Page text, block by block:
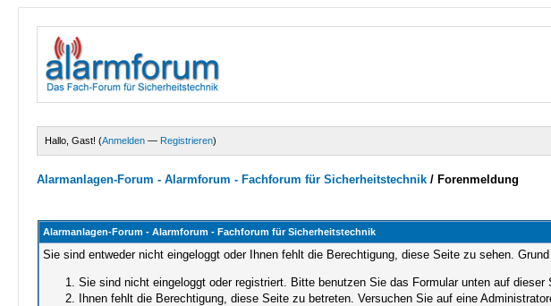
Hallo, Gast! (Anmelden — Registrieren)
Alarmanlagen-Forum - Alarmforum - Fachforum für Sicherheitstechnik / Forenmeldung
Alarmanlagen-Forum - Alarmforum - Fachforum für Sicherheitstechnik
Sie sind entweder nicht eingeloggt oder Ihnen fehlt die Berechtigung, diese Seite zu sehen.
Sie sind nicht eingeloggt oder registriert. Bitte benutzen Sie das Formular unten auf dieser
Ihnen fehlt die Berechtigung, diese Seite zu betreten. Versuchen Sie auf eine